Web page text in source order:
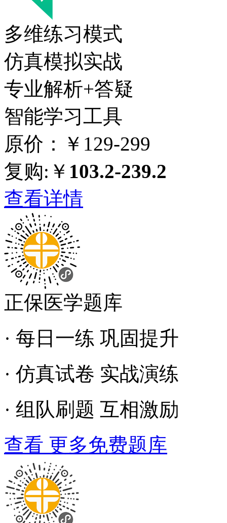
多维练习模式
仿真模拟实战
专业解析+答疑
智能学习工具
原价：￥129-299
复购:￥ 103.2-239.2
查看详情
正保医学题库
· 每日一练 巩固提升
· 仿真试卷 实战演练
· 组队刷题 互相激励
查看 更多免费题库